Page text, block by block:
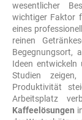
wesentlicher
wichtiger Faktor
eines
reinen
Begegnungsort,
Ideen entwickeln
Studien
Produktivität
Arbeitsplatz
Kaffeelösungen